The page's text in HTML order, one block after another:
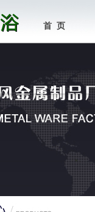
首 页